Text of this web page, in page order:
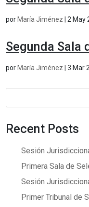
por María Jiménez 2 May
Segunda Sala
por María Jiménez 3 Mar
Recent Posts
Sesión
Primera Sala de
Sesión
Primer Tribunal de